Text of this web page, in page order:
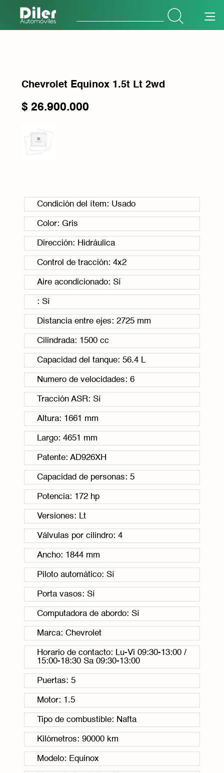
Chevrolet Equinox 1.5t Lt 2wd
$ 26.900.000
Condición del ítem: Usado
Color: Gris
Dirección: Hidráulica
Control de tracción: 4x2
Aire acondicionado: Sí
: Sí
Distancia entre ejes: 2725 mm
Cilindrada: 1500 cc
Capacidad del tanque: 56.4 L
Numero de velocidades: 6
Tracción ASR: Sí
Altura: 1661 mm
Largo: 4651 mm
Patente: AD926XH
Capacidad de personas: 5
Potencia: 172 hp
Versiones: Lt
Válvulas por cilindro: 4
Ancho: 1844 mm
Piloto automático: Sí
Porta vasos: Sí
Computadora de abordo: Sí
Marca: Chevrolet
Horario de contacto: Lu-Vi 09:30-13:00 /
15:00-18:30 Sa 09:30-13:00
Puertas: 5
Motor: 1.5
Tipo de combustible: Nafta
Kilómetros: 90000 km
Modelo: Equinox